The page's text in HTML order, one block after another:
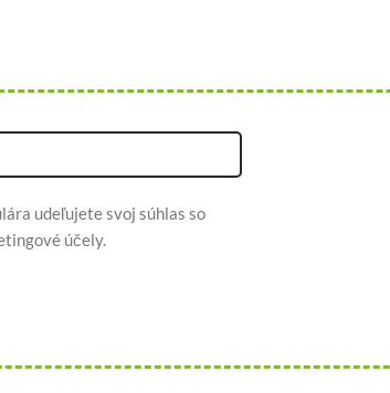
udeľujete svoj súhlas so
účely.